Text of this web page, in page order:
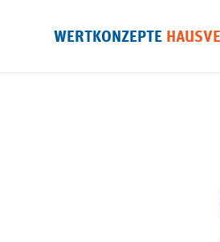
WERTKONZEPTE